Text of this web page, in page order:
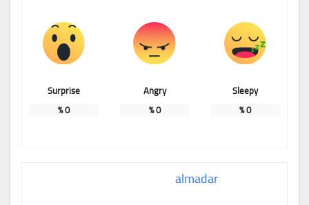
Sleepy
0
%
Angry
0
%
Surprise
0
%
almadar